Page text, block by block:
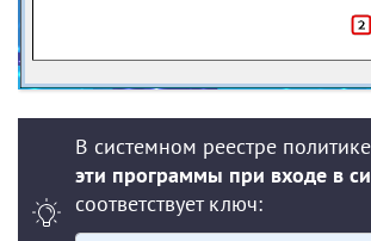
В системном реестре
эти программы при входе в
соответствует ключ: